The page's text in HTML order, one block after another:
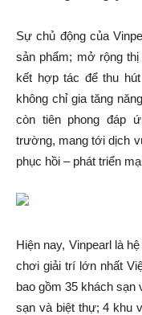
Sự chủ động của
sản phẩm; mở rộng
kết hợp tác để thu
không chỉ gia tăng
còn tiên phong đáp
trường, mang tới dịch
phục hồi – phát triển
Hiện nay, Vinpearl là
chơi giải trí lớn nhất
bao gồm 35 khách sạn
sạn và biệt thự; 4 khu